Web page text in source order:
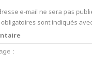
e-mail ne sera pas
obligatoires sont indiqués